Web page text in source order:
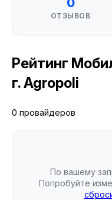
0
ОТЗЫВОВ
Рейтинг
г. Agropoli
0 провайдеров
По вашему
Попробуйте